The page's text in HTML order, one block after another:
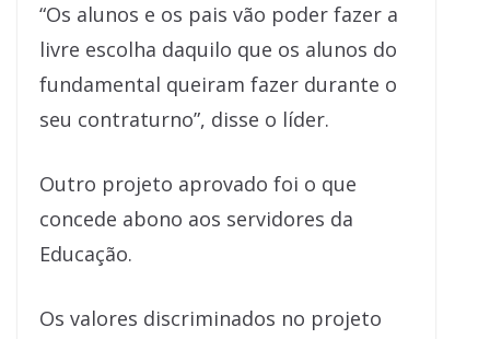
“Os alunos e os pais vão poder fazer a
livre escolha daquilo que os alunos do
fundamental queiram fazer durante o
seu contraturno”, disse o líder.
Outro projeto aprovado foi o que
concede abono aos servidores da
Educação.
Os valores discriminados no projeto